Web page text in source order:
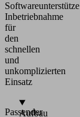
Softwareunterstütze
Inbetriebnahme
für
den
schnellen
und
unkomplizierten
Einsatz
Passender
Aufbau